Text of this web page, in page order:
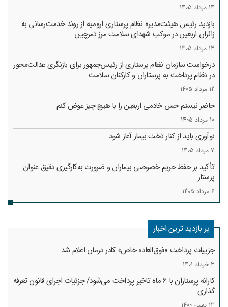
14 مرداد 1405
بازدید رئیس هیئت‌مدیره نظام پرستاری ارومیه از روند خدمت‌رسانی به
زائران اربعین در موکب شهدای سلامت مرز تمرچین
13 مرداد 1405
درخواست سازمان نظام پرستاری از رئیس‌جمهور برای بازنگری عدالت‌محور
در نظام پرداخت به پرستاران و کارکنان سلامت
12 مرداد 1405
حاضر نیستم حس خادمی اربعین را با هیچ چیز عوض کنم
10 مرداد 1405
نوآوری باید از کنار تخت بیمار آغاز شود
7 مرداد 1405
تأکید بر حفظ حریم خصوصی بیماران و ضرورت به‌کارگیری دقیق عنوان
پرستار
6 مرداد 1405
پر بازدید ترین اخبار
جزییات پرداخت «فوق‌العاده خاص» کادر درمان اعلام شد
3 خرداد 1401
کارانه‌ پرستاران با 6 ماه تاخیر پرداخت می‌شود/ جزئیات اجرای قانون تعرفه
گذاری